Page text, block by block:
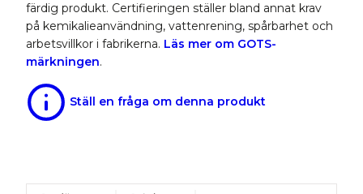
färdig produkt. Certifieringen ställer bland annat krav
på kemikalieanvändning, vattenrening, spårbarhet och
arbetsvillkor i fabrikerna. Läs mer om GOTS-
märkningen.
Ställ en fråga om denna produkt